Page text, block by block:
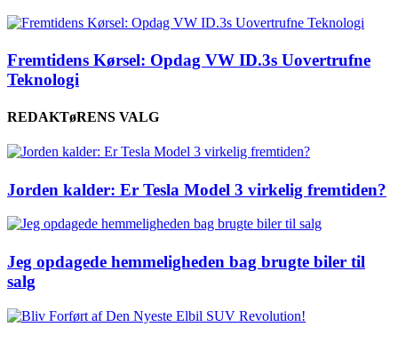
Fremtidens Kørsel: Opdag VW ID.3s Uovertrufne
Teknologi
REDAKTøRENS VALG
Jorden kalder: Er Tesla Model 3 virkelig fremtiden?
Jeg opdagede hemmeligheden bag brugte biler til
salg